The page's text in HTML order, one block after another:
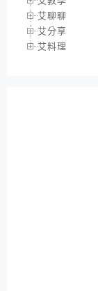
艾聊聊
艾分享
艾料理